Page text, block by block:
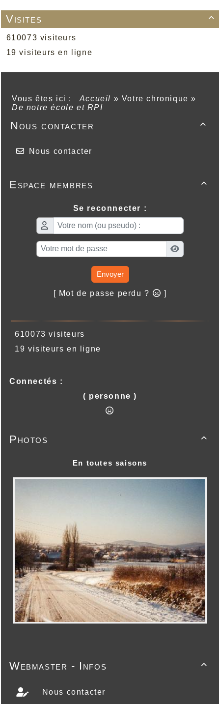

Visites
610073 visiteurs
19 visiteurs en ligne
Vous êtes ici : Accueil » Votre chronique »
De notre école et RPI

Nous contacter
Nous contacter

Espace membres
Se reconnecter :
Envoyer
[ Mot de passe perdu ? ]
610073 visiteurs
19 visiteurs en ligne
Connectés :
( personne )

Photos
En toutes saisons

Webmaster - Infos
Nous contacter